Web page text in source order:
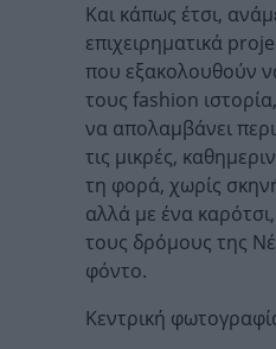
Και κάπως έτσι,
επιχειρηματικά
που εξακολουθούν
τους fashion
να απολαμβάνει
τις μικρές,
τη φορά, χωρίς
αλλά με ένα
τους δρόμους της
φόντο.
Κεντρική